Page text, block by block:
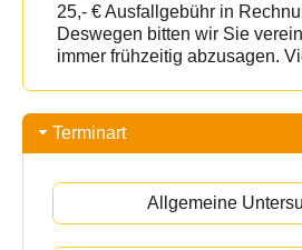
25,- € Ausfallgebühr in
Deswegen bitten wir Sie
immer frühzeitig abzusagen.
Terminart
Allgemeine